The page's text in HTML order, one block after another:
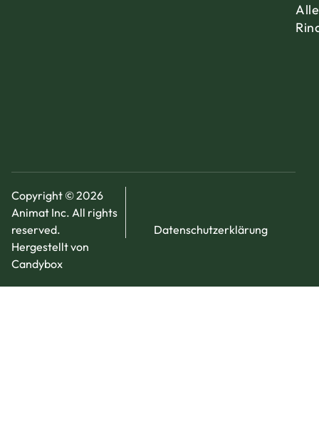
Copyright © 2026
Animat Inc. All rights
reserved.
Hergestellt von
Candybox
Datenschutzerklärung